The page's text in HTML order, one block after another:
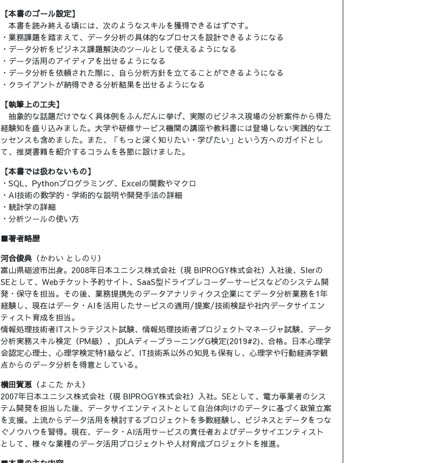
【本書のゴール設定】
本書を読み終える頃には、次のようなスキルを獲得できるはずです。
・業務課題を踏まえて、データ分析の具体的なプロセスを設計できるようになる
・データ分析をビジネス課題解決のツールとして使えるようになる
・データ活用のアイディアを出せるようになる
・データ分析を依頼された際に、自ら分析方針を立てることができるようになる
・クライアントが納得できる分析結果を出せるようになる
【執筆上の工夫】
抽象的な話題だけでなく具体例をふんだんに挙げ、実際のビジネス現場の分析案件から得た
経験知を盛り込みました。大学や研修サービス機関の講座や教科書には登場しない実践的なエ
ッセンスも含めました。また、「もっと深く知りたい・学びたい」という方へのガイドとし
て、推奨書籍を紹介するコラムを各節に設けました。
【本書では扱わないもの】
・SQL、Pythonプログラミング、Excelの関数やマクロ
・AI技術の数学的・学術的な説明や開発手法の詳細
・統計学の詳細
・分析ツールの使い方
■著者略歴
河合俊典（かわい としのり）
富山県砺波市出身。2008年日本ユニシス株式会社（現 BIPROGY株式会社）入社後、SIerの
SEとして、Webチケット予約サイト、SaaS型ドライブレコーダーサービスなどのシステム開
発・保守を担当。その後、業務提携先のデータアナリティクス企業にてデータ分析業務を1年
経験し、現在はデータ・AIを活用したサービスの適用/提案/技術検証や社内データサイエン
ティスト育成を担当。
情報処理技術者ITストラテジスト試験、情報処理技術者プロジェクトマネージャ試験、データ
分析実務スキル検定（PM級）、JDLAディープラーニングG検定(2019#2)、合格。日本心理学
会認定心理士、心理学検定特1級など、IT技術系以外の知見も保有し、心理学や行動経済学観
点からのデータ分析を得意としている。
横田賀恵（よこた かえ）
2007年日本ユニシス株式会社（現 BIPROGY株式会社）入社。SEとして、電力事業者のシス
テム開発を担当した後、データサイエンティストとして自治体向けのデータに基づく政策立案
を支援。上流からデータ活用を検討するプロジェクトを多数経験し、ビジネスとデータをつな
ぐノウハウを習得。現在、データ・AI活用サービスの責任者およびデータサイエンティスト
として、様々な業種のデータ活用プロジェクトや人材育成プロジェクトを推進。